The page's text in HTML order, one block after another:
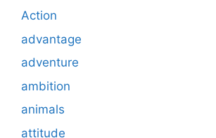
Action
advantage
adventure
ambition
animals
attitude